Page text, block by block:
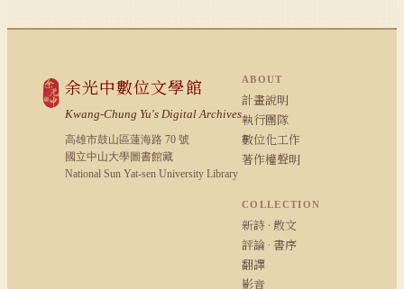
余光中數位文學館
Kwang-Chung Yu's Digital Archives
高雄市鼓山區蓮海路 70 號
國立中山大學圖書館藏
National Sun Yat-sen University Library
ABOUT
計畫說明
執行團隊
數位化工作
著作權聲明
COLLECTION
新詩 · 散文
評論 · 書序
翻譯
影音